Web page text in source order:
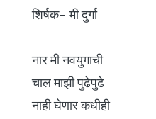
शिर्षक- मी दुर्गा
नार मी नवयुगाची
चाल माझी पुढेपुढे
नाही घेणार कधीही